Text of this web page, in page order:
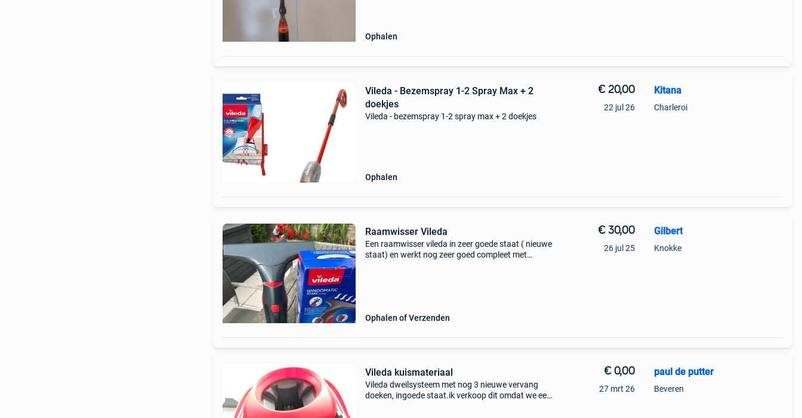
Ophalen
Vileda - Bezemspray 1-2 Spray Max + 2
doekjes
Vileda - bezemspray 1-2 spray max + 2 doekjes
Ophalen
€ 20,00
22 jul 26
Kitana
Charleroi
Raamwisser Vileda
Een raamwisser vileda in zeer goede staat ( nieuwe
staat) en werkt nog zeer goed compleet met
Ophalen of Verzenden
€ 30,00
26 jul 25
Gilbert
Knokke
Vileda kuismateriaal
Vileda dweilsysteem met nog 3 nieuwe vervang
doeken, ingoede staat.ik verkoop dit omdat we een
€ 0,00
27 mrt 26
paul de putter
Beveren